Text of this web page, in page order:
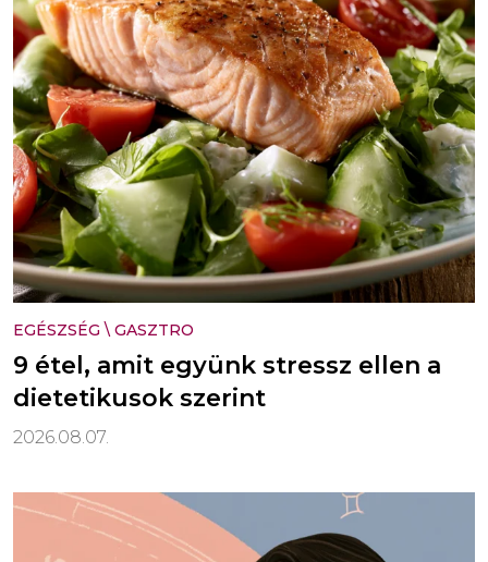
EGÉSZSÉG \ GASZTRO
9 étel, amit együnk stressz ellen a
dietetikusok szerint
2026.08.07.